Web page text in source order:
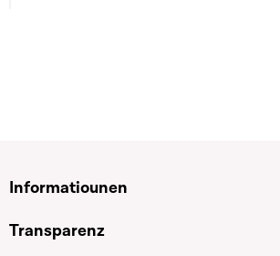
Informatiounen
Transparenz